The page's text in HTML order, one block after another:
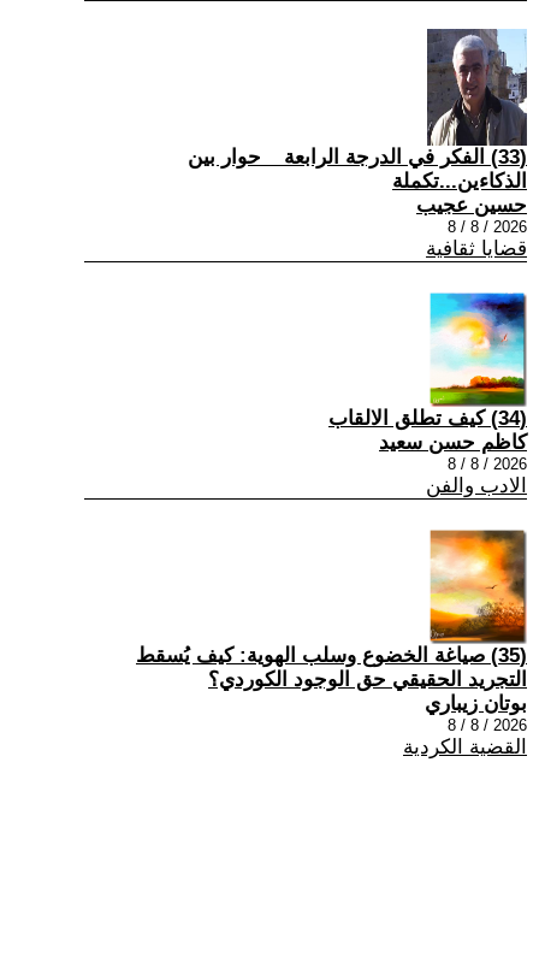
(33) الفكر في الدرجة الرابعة _ حوار بين
الذكاءين...تكملة
حسين عجيب
2026 / 8 / 8
قضايا ثقافية
(34) كيف تطلق الالقاب
كاظم حسن سعيد
2026 / 8 / 8
الادب والفن
(35) صياغة الخضوع وسلب الهوية: كيف يُسقط
التجريد الحقيقي حق الوجود الكوردي؟
بوتان زيباري
2026 / 8 / 8
القضية الكردية